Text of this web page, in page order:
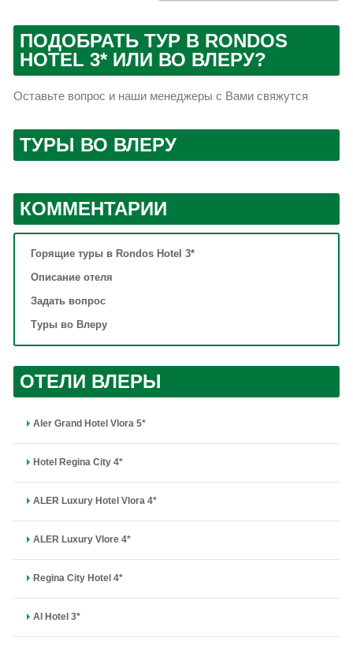
ПОДОБРАТЬ ТУР В RONDOS
HOTEL 3* ИЛИ ВО ВЛЕРУ?
Оставьте вопрос и наши менеджеры с Вами свяжутся
ТУРЫ ВО ВЛЕРУ
КОММЕНТАРИИ
Горящие туры в Rondos Hotel 3*
Описание отеля
Задать вопрос
Туры во Влеру
ОТЕЛИ ВЛЕРЫ
Aler Grand Hotel Vlora 5*
Hotel Regina City 4*
ALER Luxury Hotel Vlora 4*
ALER Luxury Vlore 4*
Regina City Hotel 4*
Al Hotel 3*